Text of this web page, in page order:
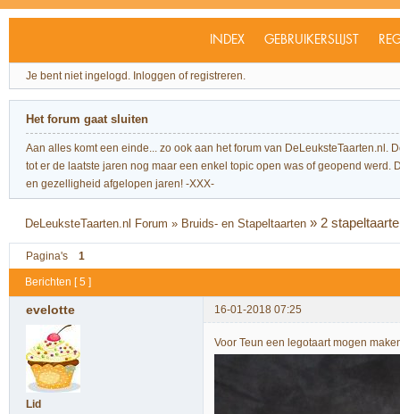
INDEX GEBRUIKERSLIJST
Je bent niet ingelogd. Inloggen of registreren.
Het forum gaat sluiten
Aan alles komt een einde... zo ook aan het forum van
tot er de laatste jaren nog maar een enkel topic open was of geopend
en gezelligheid afgelopen jaren! -XXX-
DeLeuksteTaarten.nl Forum » Bruids- en Stapeltaarten » 2
Pagina's 1
Berichten [ 5 ]
evelotte 16-01-2018 07:25
Lid
Voor Teun een legotaart mogen